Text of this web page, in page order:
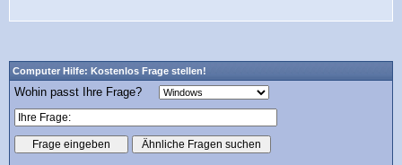
Computer Hilfe: Kostenlos Frage stellen!
Wohin passt Ihre Frage?